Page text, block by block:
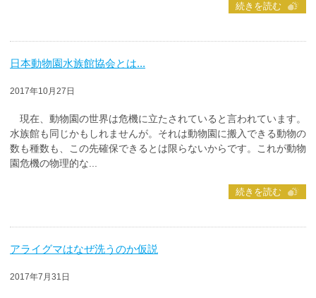
続きを読む
日本動物園水族館協会とは...
2017年10月27日
現在、動物園の世界は危機に立たされていると言われています。
水族館も同じかもしれませんが。それは動物園に搬入できる動物の
数も種数も、この先確保できるとは限らないからです。これが動物
園危機の物理的な...
続きを読む
アライグマはなぜ洗うのか仮説
2017年7月31日